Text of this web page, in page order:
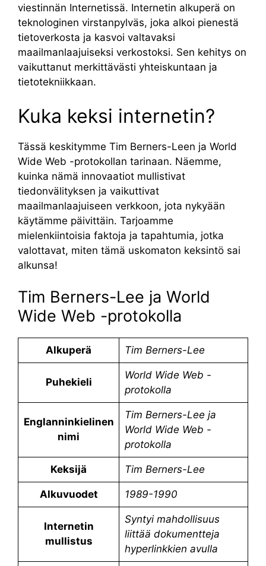
viestinnän Internetissä. Internetin alkuperä on
teknologinen virstanpylväs, joka alkoi pienestä
tietoverkosta ja kasvoi valtavaksi
maailmanlaajuiseksi verkostoksi. Sen kehitys on
vaikuttanut merkittävästi yhteiskuntaan ja
tietotekniikkaan.
Kuka keksi internetin?
Tässä keskitymme Tim Berners-Leen ja World
Wide Web -protokollan tarinaan. Näemme,
kuinka nämä innovaatiot mullistivat
tiedonvälityksen ja vaikuttivat
maailmanlaajuiseen verkkoon, jota nykyään
käytämme päivittäin. Tarjoamme
mielenkiintoisia faktoja ja tapahtumia, jotka
valottavat, miten tämä uskomaton keksintö sai
alkunsa!
Tim Berners-Lee ja World
Wide Web -protokolla
Alkuperä Tim Berners-Lee
Puhekieli
World Wide Web -
protokolla
Englanninkielinen
nimi
Tim Berners-Lee ja
World Wide Web -
protokolla
Keksijä Tim Berners-Lee
Alkuvuodet 1989-1990
Internetin
mullistus
Syntyi mahdollisuus
liittää dokumentteja
hyperlinkkien avulla